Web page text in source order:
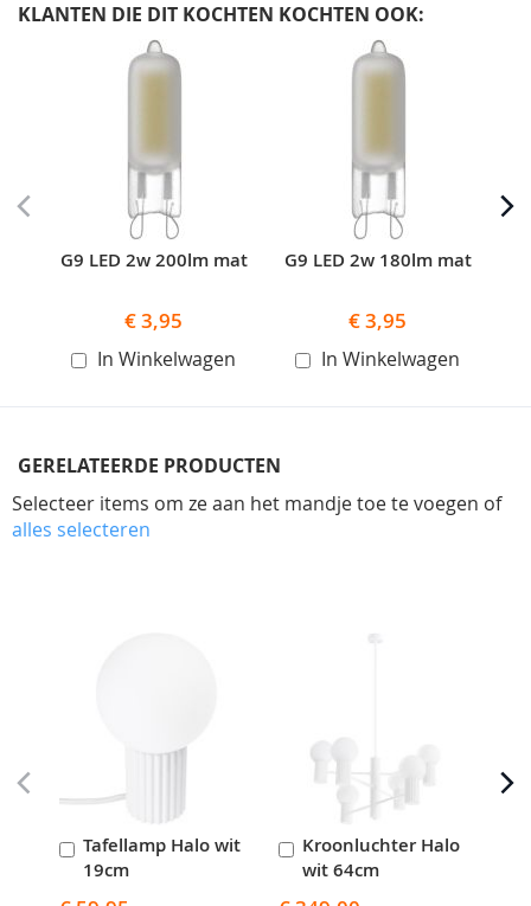
KLANTEN DIE DIT KOCHTEN KOCHTEN OOK:
G9 LED 2w 200lm mat
€ 3,95
In Winkelwagen
G9 LED 2w 180lm mat
€ 3,95
In Winkelwagen
GERELATEERDE PRODUCTEN
Selecteer items om ze aan het mandje toe te voegen of
alles selecteren
Tafellamp Halo wit
19cm
In
Winkelwagen
Kroonluchter Halo
wit 64cm
In
Winkelwagen